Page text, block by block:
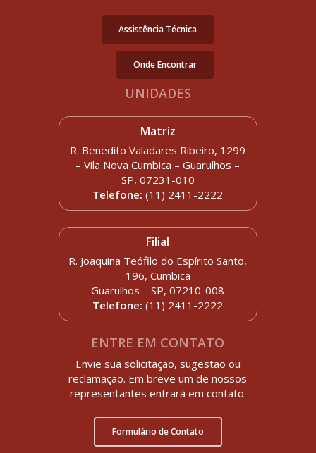
Assistência Técnica
Onde Encontrar
UNIDADES
Matriz
R. Benedito Valadares Ribeiro, 1299
– Vila Nova Cumbica – Guarulhos –
SP, 07231-010
Telefone:(11) 2411-2222
Filial
R. Joaquina Teófilo do Espírito Santo,
196, Cumbica
Guarulhos – SP, 07210-008
Telefone: (11) 2411-2222
ENTRE EM CONTATO
Envie sua solicitação, sugestão ou
reclamação. Em breve um de nossos
representantes entrará em contato.
Formulário de Contato